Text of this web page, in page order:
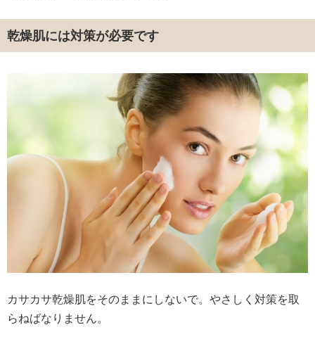
乾燥肌には対策が必要です
カサカサ乾燥肌をそのままにしないで。やさしく対策を取
らねばなりません。